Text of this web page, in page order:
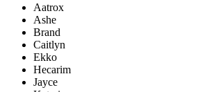
Aatrox
Ashe
Brand
Caitlyn
Ekko
Hecarim
Jayce